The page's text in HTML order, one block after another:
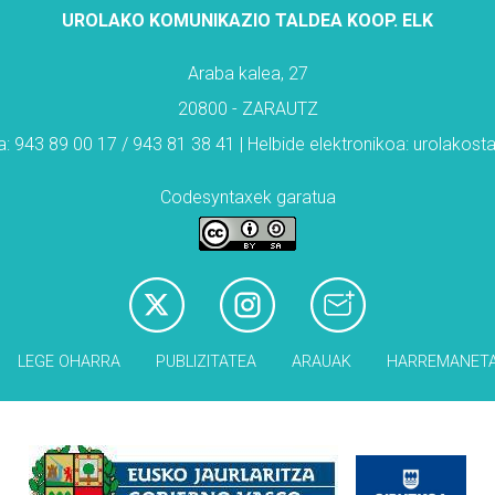
UROLAKO KOMUNIKAZIO TALDEA KOOP. ELK
Araba kalea, 27
20800 - ZARAUTZ
943 89 00 17 / 943 81 38 41 | Helbide elektronikoa:
Codesyntaxek garatua
LEGE OHARRA PUBLIZITATEA ARAUAK